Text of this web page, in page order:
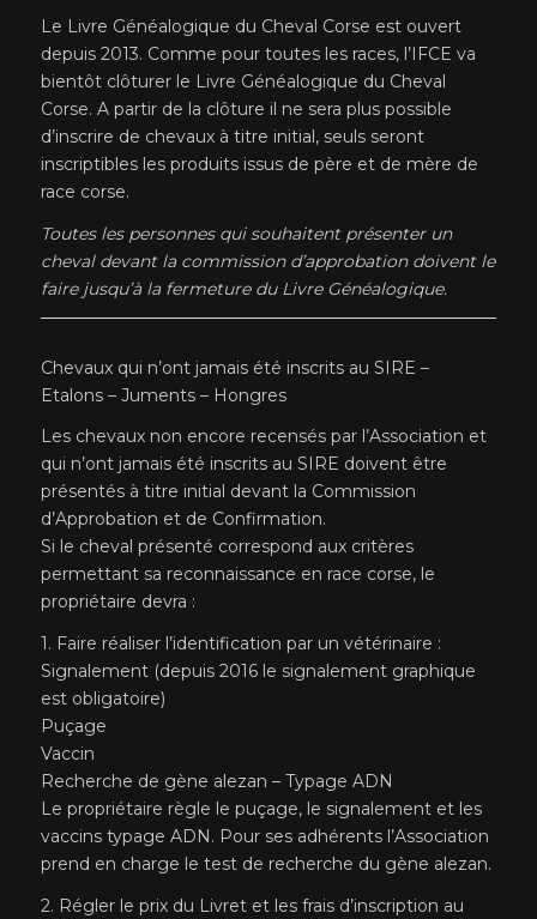
Le Livre Généalogique du Cheval Corse est ouvert
depuis 2013. Comme pour toutes les races, l’IFCE va
bientôt clôturer le Livre Généalogique du Cheval
Corse. A partir de la clôture il ne sera plus possible
d’inscrire de chevaux à titre initial, seuls seront
inscriptibles les produits issus de père et de mère de
race corse.
Toutes les personnes qui souhaitent présenter un
cheval devant la commission d’approbation doivent le
faire jusqu’à la fermeture du Livre Généalogique.
Chevaux qui n’ont jamais été inscrits au SIRE –
Etalons – Juments – Hongres
Les chevaux non encore recensés par l’Association et
qui n’ont jamais été inscrits au SIRE doivent être
présentés à titre initial devant la Commission
d’Approbation et de Confirmation.
Si le cheval présenté correspond aux critères
permettant sa reconnaissance en race corse, le
propriétaire devra :
1. Faire réaliser l’identification par un vétérinaire :
Signalement (depuis 2016 le signalement graphique
est obligatoire)
Puçage
Vaccin
Recherche de gène alezan – Typage ADN
Le propriétaire règle le puçage, le signalement et les
vaccins typage ADN. Pour ses adhérents l’Association
prend en charge le test de recherche du gène alezan.
2. Régler le prix du Livret et les frais d’inscription au